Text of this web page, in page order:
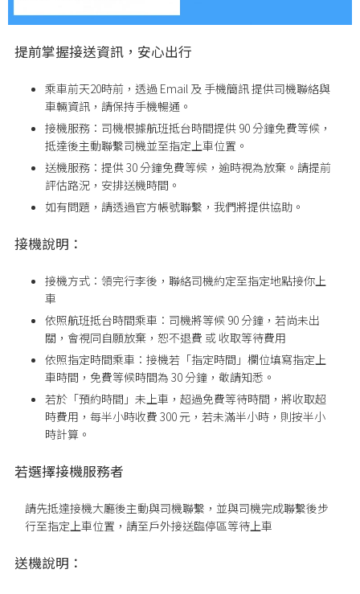
提前掌握接送資訊，安心出行
乘車前天20時前，透過 Email 及 手機簡訊 提供司機聯絡與
車輛資訊，請保持手機暢通。
接機服務：司機根據航班抵台時間提供 90 分鐘免費等候，
抵達後主動聯繫司機並至指定上車位置。
送機服務：提供 30 分鐘免費等候，逾時視為放棄。請提前
評估路況，安排送機時間。
如有問題，請透過官方帳號聯繫，我們將提供協助。
接機說明：
接機方式：領完行李後，聯絡司機約定至指定地點接你上
車
依照航班抵台時間乘車：司機將等候 90 分鐘，若尚未出
關，會視同自願放棄，恕不退費 或 收取等待費用
依照指定時間乘車：接機若「指定時間」欄位填寫指定上
車時間，免費等候時間為 30 分鐘，敬請知悉。
若於「預約時間」未上車，超過免費等待時間，將收取超
時費用，每半小時收費 300 元，若未滿半小時，則按半小
時計算。
若選擇接機服務者
請先抵達接機大廳後主動與司機聯繫，並與司機完成聯繫後步
行至指定上車位置 ，請至戶外接送臨停區等待上車
送機說明：